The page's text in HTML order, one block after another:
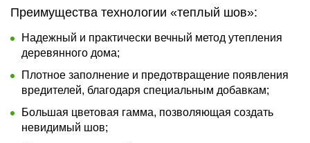
Преимущества технологии «теплый шов»:
Надежный и практически вечный метод утепления
деревянного дома;
Плотное заполнение и предотвращение появления
вредителей, благодаря специальным добавкам;
Большая цветовая гамма, позволяющая создать
невидимый шов;